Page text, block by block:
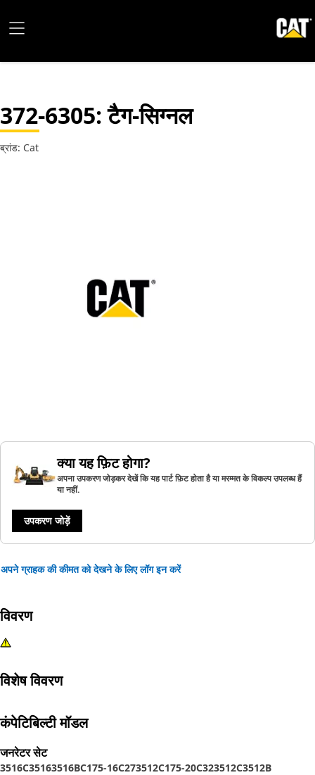
372-6305: टैग-सिग्नल
ब्रांड: Cat
क्या यह फ़िट होगा?
अपना उपकरण जोड़कर देखें कि यह पार्ट फ़िट होता है या मरम्मत के विकल्प उपलब्ध हैं
या नहीं.
उपकरण जोड़ें
अपने ग्राहक की कीमत को देखने के लिए लॉग इन करें
विवरण
विशेष विवरण
कंपेटिबिल्टी मॉडल
जनरेटर सेट
3516C35163516BC175-16C273512C175-20C323512C3512B